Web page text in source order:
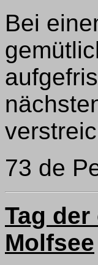
Bei
73 de
Tag
Molfsee